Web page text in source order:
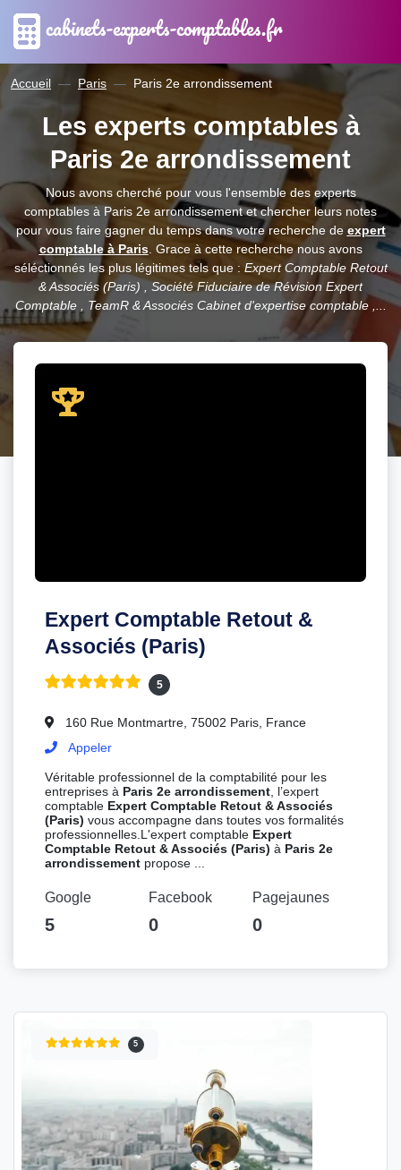
cabinets-experts-comptables.fr
Accueil Paris Paris 2e arrondissement
Les experts comptables à
Paris 2e arrondissement
Nous avons cherché pour vous l'ensemble des experts
comptables à Paris 2e arrondissement et chercher leurs notes
pour vous faire gagner du temps dans votre recherche de expert
comptable à Paris. Grace à cette recherche nous avons
séléctionnés les plus légitimes tels que : Expert Comptable Retout
& Associés (Paris) , Société Fiduciaire de Révision Expert
Comptable , TeamR & Associés Cabinet d'expertise comptable ,...
Expert Comptable Retout &
Associés (Paris)
5
160 Rue Montmartre, 75002 Paris, France
Appeler
Véritable professionnel de la comptabilité pour les
entreprises à Paris 2e arrondissement, l’expert
comptable Expert Comptable Retout & Associés
(Paris) vous accompagne dans toutes vos formalités
professionnelles.L'expert comptable Expert
Comptable Retout & Associés (Paris) à Paris 2e
arrondissement propose ...
Google
5
Facebook
0
Pagejaunes
0
5